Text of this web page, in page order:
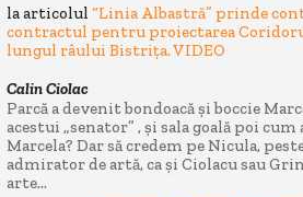
la articolul “Linia Albastră” prinde
contractul pentru proiectarea
lungul râului Bistrița. VIDEO
Calin Ciolac
Parcă a devenit bondoacă și boccie
acestui „senator” , și sala goală poi cum
Marcela? Dar să credem pe Nicula,
admirator de artă, ca și Ciolacu sau
arte...